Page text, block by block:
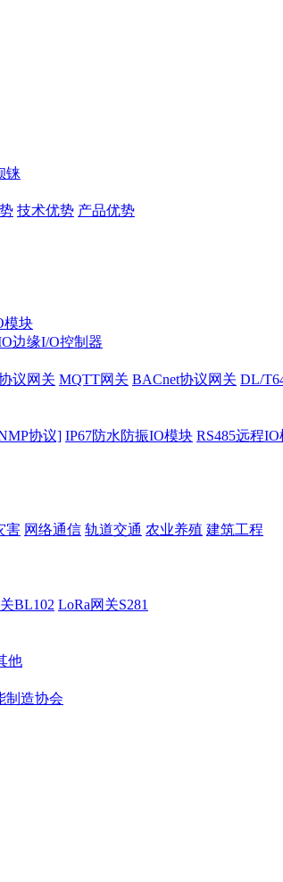
铼
技术优势 产品优势
模块
边缘I/O控制器
议网关 MQTT网关 BACnet协议网关 DL/
协议] IP67防水防振IO模块 RS485远程
害 网络通信 轨道交通 农业养殖 建筑工程
BL102 LoRa网关S281
他
制造协会